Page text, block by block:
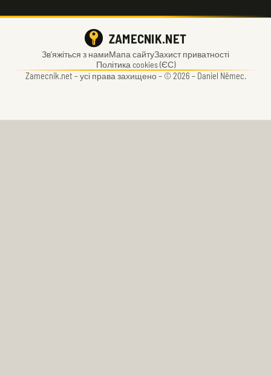
Зв’яжіться з намиМапа сайтуЗахист приватності
Політика cookies (ЄС)
Zamecnik.net –усі права захищено – © 2026 – Daniel Němec.
ZAMECNIK.NET